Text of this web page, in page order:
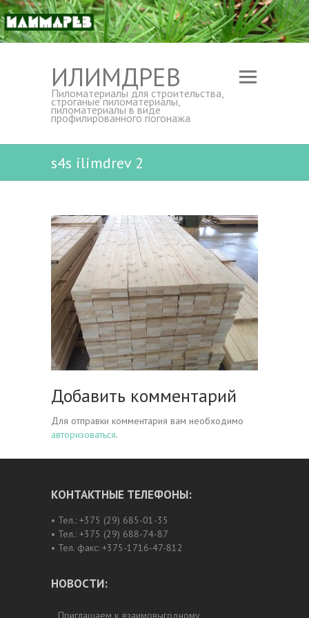
ИЛИМДРЕВ
Пиломатериалы для строительства,
строганые пиломатериалы,
пиломатериалы в виде
профилированного погонажа
s4s ilimdrev 2
Добавить комментарий
Для отправки комментария вам необходимо
авторизоваться.
КОНТАКТНЫЕ ТЕЛЕФОНЫ:
• Тел.: +375 (29) 685-01-35
• Тел.: +375 (29) 688-74-87
• Тел. факс: +375-1716-47-812
НОВОСТИ:
Приглашаем к взаимовыгодному